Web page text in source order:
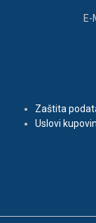
E-
Zaštita
Uslovi